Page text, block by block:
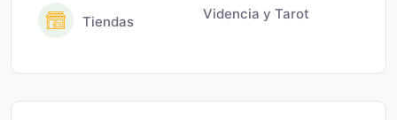
Tiendas Videncia y Tarot